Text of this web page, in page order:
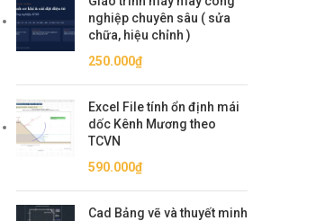
nghiệp chuyên sâu ( sửa
chữa, hiệu chỉnh )
250.000₫
Excel File tính ổn định mái
dốc Kênh Mương theo
TCVN
590.000₫
Cad Bảng vẽ và thuyết minh